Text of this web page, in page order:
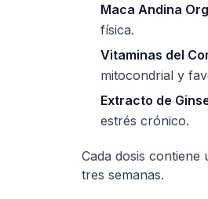
Maca Andina
física.
Vitaminas del
mitocondrial y
Extracto de
estrés crónico.
Cada dosis
tres semanas.